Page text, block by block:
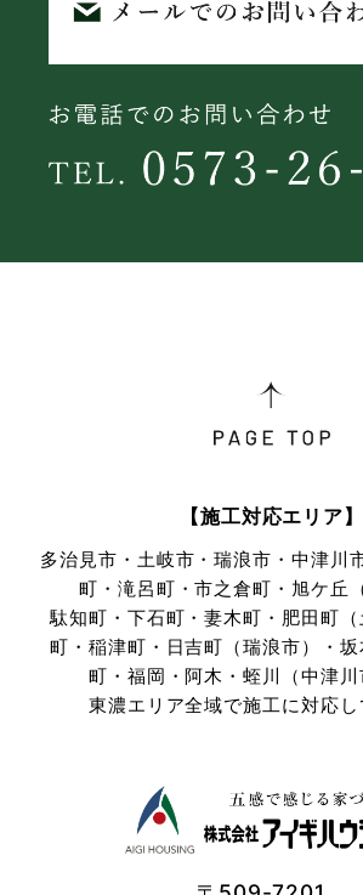
【施工対応エリア】
多治見市・土岐市・瑞浪市・中津川
町・滝呂町・市之倉町・旭ケ丘
駄知町・下石町・妻木町・肥田町
町・稲津町・日吉町（瑞浪市）・
町・ 福岡・阿木・蛭川（中津川
東濃エリア全域で施工に対応し